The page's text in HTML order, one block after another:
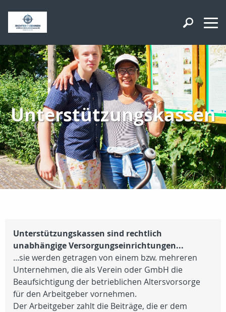
Unterstützungskassen
Unterstützungskassen sind rechtlich
unabhängige Versorgungseinrichtungen...
...sie werden getragen von einem bzw. mehreren
Unternehmen, die als Verein oder GmbH die
Beaufsichtigung der betrieblichen Altersvorsorge
für den Arbeitgeber vornehmen.
Der Arbeitgeber zahlt die Beiträge, die er dem